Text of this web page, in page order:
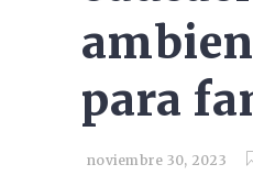
para
noviembre 30, 2023